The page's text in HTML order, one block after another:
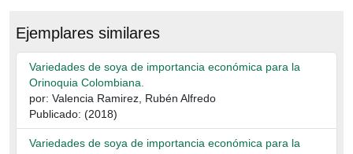
Ejemplares similares
Variedades de soya de importancia económica para la
Orinoquia Colombiana.
por: Valencia Ramirez, Rubén Alfredo
Publicado: (2018)
Variedades de soya de importancia económica para la